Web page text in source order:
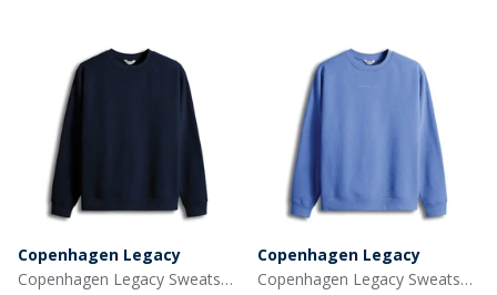
Copenhagen Legacy
Copenhagen Legacy Sweatshirts Bleu
Copenhagen Legacy
Copenhagen Legacy Sweatshirts Bleu